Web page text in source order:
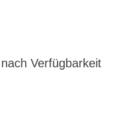
Verfügbarkeit